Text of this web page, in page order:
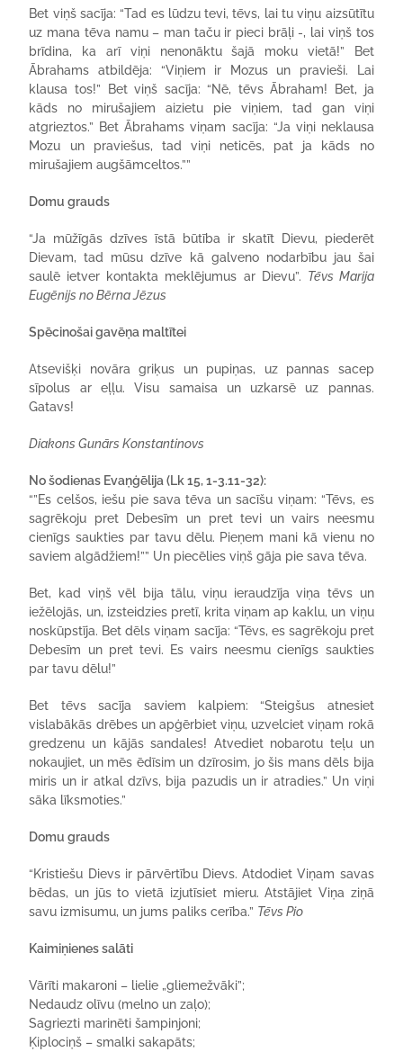
Bet viņš sacīja: “Tad es lūdzu tevi, tēvs, lai tu viņu aizsūtītu
uz mana tēva namu – man taču ir pieci brāļi -, lai viņš tos
brīdina, ka arī viņi nenonāktu šajā moku vietā!” Bet
Ābrahams atbildēja: “Viņiem ir Mozus un pravieši. Lai
klausa tos!” Bet viņš sacīja: “Nē, tēvs Ābraham! Bet, ja
kāds no mirušajiem aizietu pie viņiem, tad gan viņi
atgrieztos.” Bet Ābrahams viņam sacīja: “Ja viņi neklausa
Mozu un praviešus, tad viņi neticēs, pat ja kāds no
mirušajiem augšāmceltos.””
Domu grauds
“Ja mūžīgās dzīves īstā būtība ir skatīt Dievu, piederēt
Dievam, tad mūsu dzīve kā galveno nodarbību jau šai
saulē ietver kontakta meklējumus ar Dievu”. Tēvs Marija
Eugēnijs no Bērna Jēzus
Spēcinošai gavēņa maltītei
Atsevišķi novāra griķus un pupiņas, uz pannas sacep
sīpolus ar eļļu. Visu samaisa un uzkarsē uz pannas.
Gatavs!
Diakons Gunārs Konstantinovs
No šodienas Evaņģēlija (Lk 15, 1-3.11-32):
“”Es celšos, iešu pie sava tēva un sacīšu viņam: “Tēvs, es
sagrēkoju pret Debesīm un pret tevi un vairs neesmu
cienīgs saukties par tavu dēlu. Pieņem mani kā vienu no
saviem algādžiem!”” Un piecēlies viņš gāja pie sava tēva.
Bet, kad viņš vēl bija tālu, viņu ieraudzīja viņa tēvs un
iežēlojās, un, izsteidzies pretī, krita viņam ap kaklu, un viņu
noskūpstīja. Bet dēls viņam sacīja: “Tēvs, es sagrēkoju pret
Debesīm un pret tevi. Es vairs neesmu cienīgs saukties
par tavu dēlu!”
Bet tēvs sacīja saviem kalpiem: “Steigšus atnesiet
vislabākās drēbes un apģērbiet viņu, uzvelciet viņam rokā
gredzenu un kājās sandales! Atvediet nobarotu teļu un
nokaujiet, un mēs ēdīsim un dzīrosim, jo šis mans dēls bija
miris un ir atkal dzīvs, bija pazudis un ir atradies.” Un viņi
sāka līksmoties.”
Domu grauds
“Kristiešu Dievs ir pārvērtību Dievs. Atdodiet Viņam savas
bēdas, un jūs to vietā izjutīsiet mieru. Atstājiet Viņa ziņā
savu izmisumu, un jums paliks cerība.” Tēvs Pio
Kaimiņienes salāti
Vārīti makaroni – lielie „gliemežvāki”;
Nedaudz olīvu (melno un zaļo);
Sagriezti marinēti šampinjoni;
Ķiplociņš – smalki sakapāts;